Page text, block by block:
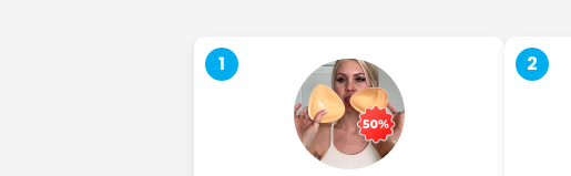
1 2